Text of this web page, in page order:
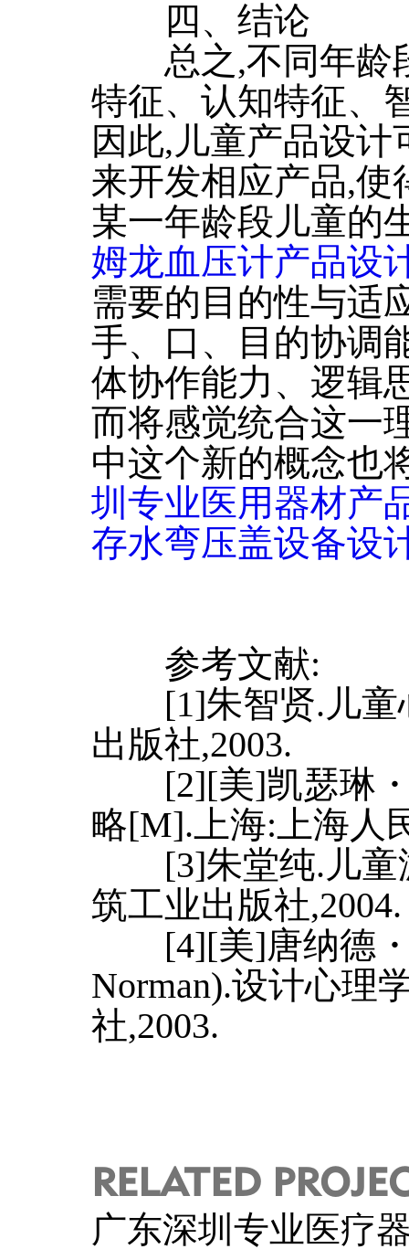
四、结论
总之,不同年龄
特征、认知特征、
因此,儿童产品设
来开发相应产品,使
某一年龄段儿童的
姆龙血压计产品设
需要的目的性与适
手、口、目的协调
体协作能力、逻辑
而将感觉统合这一
中这个新的概念也
圳专业医用器材产
存水弯压盖设备设
参考文献:
[1]朱智贤.儿童
出版社,2003.
[2][美]凯瑟琳・
略[M].上海:上海人
[3]朱堂纯.儿童
筑工业出版社,2004.
[4][美]唐纳德・
Norman).设计心理
社,2003.
RELATED
广东深圳专业医疗